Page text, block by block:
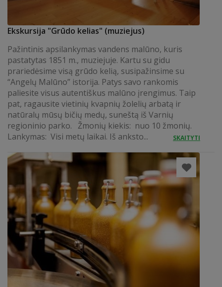
Ekskursija "Grūdo kelias" (muziejus)
Pažintinis apsilankymas vandens malūno, kuris
pastatytas 1851 m., muziejuje. Kartu su gidu
prariedėsime visą grūdo kelią, susipažinsime su
“Angelų Malūno” istorija. Patys savo rankomis
paliesite visus autentiškus malūno įrengimus. Taip
pat, ragausite vietinių kvapnių žolelių arbatą ir
natūralų mūsų bičių medų, suneštą iš Varnių
regioninio parko. Žmonių kiekis: nuo 10 žmonių.
Lankymas: Visi metų laikai. Iš anksto...
SKAITYTI